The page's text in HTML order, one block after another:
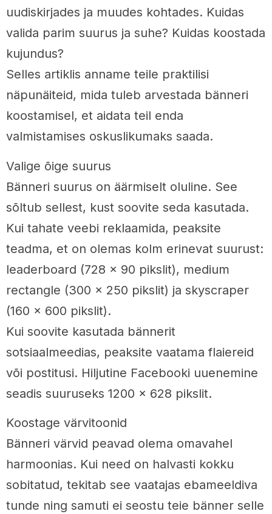
uudiskirjades ja muudes kohtades. Kuidas
valida parim suurus ja suhe? Kuidas koostada
kujundus?
Selles artiklis anname teile praktilisi
näpunäiteid, mida tuleb arvestada bänneri
koostamisel, et aidata teil enda
valmistamises oskuslikumaks saada.
Valige õige suurus
Bänneri suurus on äärmiselt oluline. See
sõltub sellest, kust soovite seda kasutada.
Kui tahate veebi reklaamida, peaksite
teadma, et on olemas kolm erinevat suurust:
leaderboard (728 x 90 pikslit), medium
rectangle (300 x 250 pikslit) ja skyscraper
(160 x 600 pikslit).
Kui soovite kasutada bännerit
sotsiaalmeedias, peaksite vaatama flaiereid
või postitusi. Hiljutine Facebooki uuenemine
seadis suuruseks 1200 x 628 pikslit.
Koostage värvitoonid
Bänneri värvid peavad olema omavahel
harmoonias. Kui need on halvasti kokku
sobitatud, tekitab see vaatajas ebameeldiva
tunde ning samuti ei seostu teie bänner selle